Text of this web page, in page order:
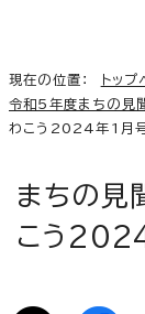
現在の位置： トップ
令和5年度まちの見
わこう2024年1月
まちの見
こう